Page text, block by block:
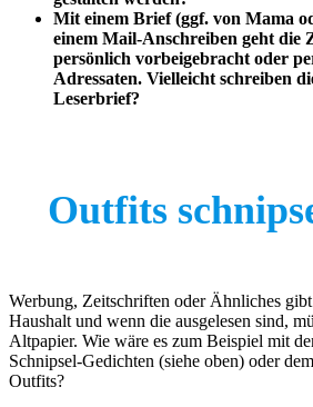
Mit einem Brief (ggf. von Mama
einem Mail-Anschreiben geht die
persönlich vorbeigebracht oder
Adressaten. Vielleicht schreiben
Leserbrief?
Outfits
Werbung, Zeitschriften oder Ähnliches
Haushalt und wenn die ausgelesen sind,
Altpapier. Wie wäre es zum Beispiel mit
Schnipsel-Gedichten (siehe oben) oder
Outfits?